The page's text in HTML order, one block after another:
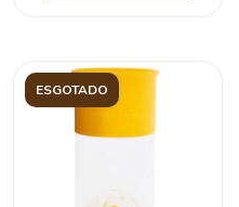
ESGOTADO